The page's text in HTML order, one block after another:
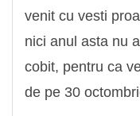
venit cu vesti
nici anul asta nu
cobit, pentru ca
de pe 30